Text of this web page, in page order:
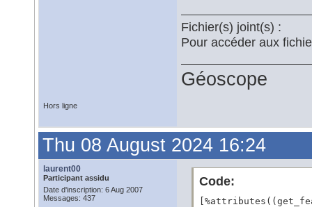
Fichier(s) joint(s) :
Pour accéder aux
Géoscope
Hors ligne
Thu 08 August 2024 16:24
laurent00
Participant assidu
Date d'inscription: 6 Aug 2007
Messages: 437
Code: